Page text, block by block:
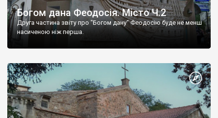
Богом дана Феодосія. Місто Ч.2
Друга частина звіту про "Богом дану" Феодосію буде не менш
насиченою ніж перша.